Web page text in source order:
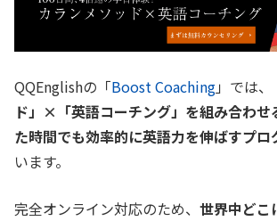
QQEnglishの「Boost Coaching」では、
ド」×「英語コーチング」を組み合わせ
た時間でも効率的に英語力を伸ばすプロ
います。
完全オンライン対応のため、 世界中どこ